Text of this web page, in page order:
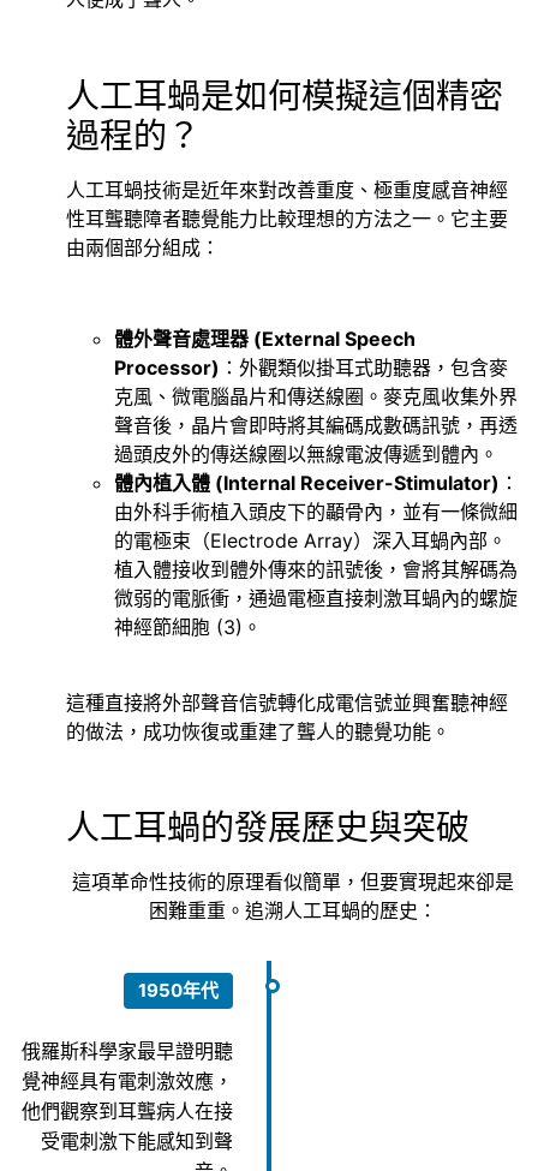
人工耳蝸是如何模擬這個精密
過程的？
人工耳蝸技術是近年來對改善重度、極重度感音神經
性耳聾聽障者聽覺能力比較理想的方法之一。它主要
由兩個部分組成：
體外聲音處理器 (External Speech
Processor) ：外觀類似掛耳式助聽器，包含麥
克風、微電腦晶片和傳送線圈。麥克風收集外界
聲音後，晶片會即時將其編碼成數碼訊號，再透
過頭皮外的傳送線圈以無線電波傳遞到體內。
體內植入體 (Internal Receiver-Stimulator) ：
由外科手術植入頭皮下的顳骨內，並有一條微細
的電極束（Electrode Array）深入耳蝸內部。
植入體接收到體外傳來的訊號後，會將其解碼為
微弱的電脈衝，通過電極直接刺激耳蝸內的螺旋
神經節細胞 (3)。
這種直接將外部聲音信號轉化成電信號並興奮聽神經
的做法，成功恢復或重建了聾人的聽覺功能。
人工耳蝸的發展歷史與突破
這項革命性技術的原理看似簡單，但要實現起來卻是
困難重重。追溯人工耳蝸的歷史：
1950年代
俄羅斯科學家最早證明聽
覺神經具有電刺激效應，
他們觀察到耳聾病人在接
受電刺激下能感知到聲